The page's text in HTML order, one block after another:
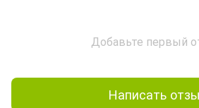
Добавьте первый
Написать